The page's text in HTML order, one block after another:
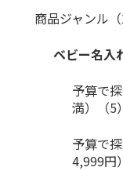
商品ジャンル（
ベビー名入
予算で
満）（5）
予算で
4,999円